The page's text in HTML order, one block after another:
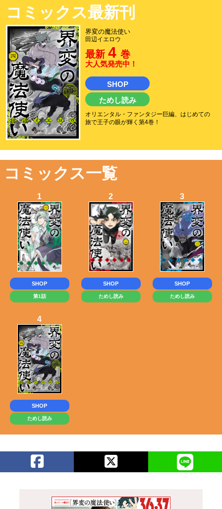
コミックス最新刊
界変の魔法使い
田辺イエロウ
最新 4 巻
大人気発売中！
SHOP
ためし読み
オリエンタル・ファンタジー巨編、はじめての
旅で王子の眼が輝く第4巻！
コミックス一覧
1
SHOP
第1話
2
SHOP
ためし読み
3
SHOP
ためし読み
4
SHOP
ためし読み